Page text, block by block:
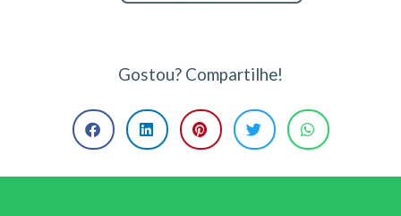
Gostou? Compartilhe!